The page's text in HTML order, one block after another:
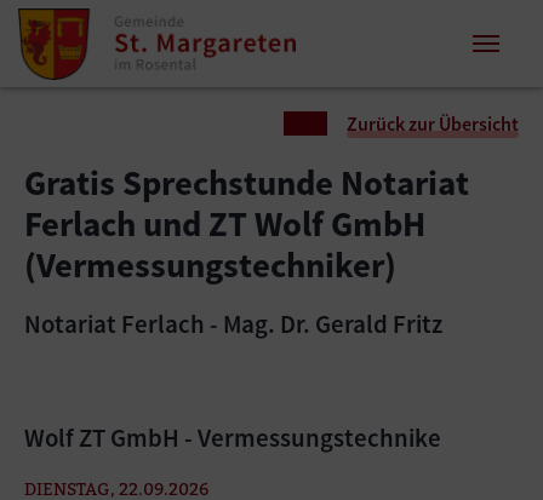
Zum Inhalt springen
Zum Seitenende springen
Zurück zur Übersicht
Gratis Sprechstunde Notariat
Ferlach und ZT Wolf GmbH
(Vermessungstechniker)
Notariat Ferlach - Mag. Dr. Gerald Fritz
Wolf ZT GmbH - Vermessungstechnike
DIENSTAG, 22.09.2026